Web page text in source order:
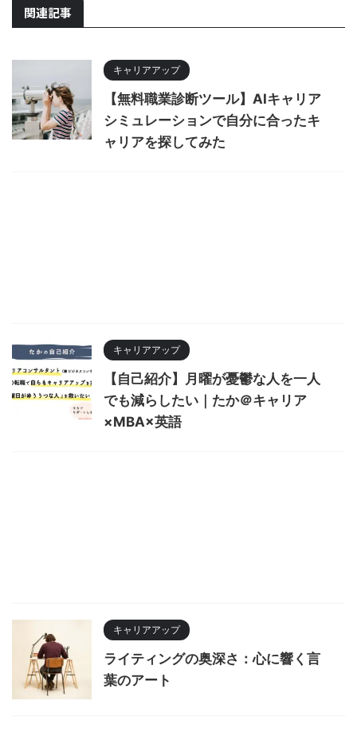
関連記事
キャリアアップ
【無料職業診断ツール】AIキャリア
シミュレーションで自分に合ったキ
ャリアを探してみた
キャリアアップ
【自己紹介】月曜が憂鬱な人を一人
でも減らしたい｜たか＠キャリア
×MBA×英語
キャリアアップ
ライティングの奥深さ：心に響く言
葉のアート